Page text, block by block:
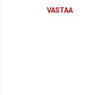
VASTAA